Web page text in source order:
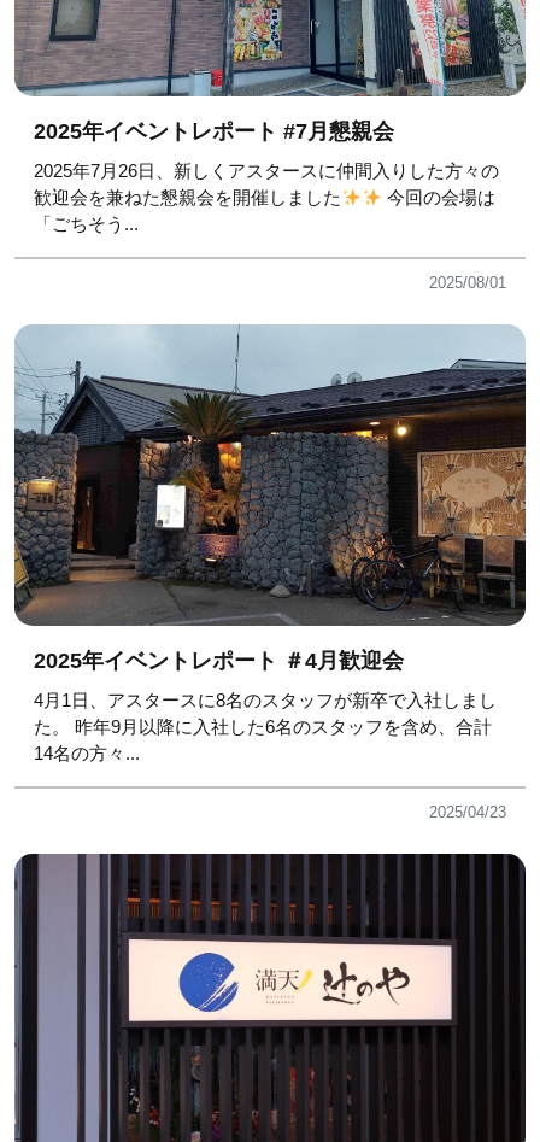
2025年イベントレポート #7月懇親会
2025年7月26日、新しくアスタースに仲間入りした方々の
歓迎会を兼ねた懇親会を開催しました
今回の会場は
「ごちそう...
2025/08/01
2025年イベントレポート ＃4月歓迎会
4月1日、アスタースに8名のスタッフが新卒で入社しまし
た。 昨年9月以降に入社した6名のスタッフを含め、合計
14名の方々...
2025/04/23